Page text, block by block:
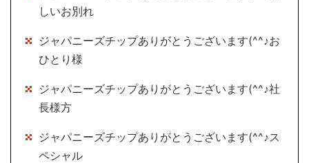
しいお別れ
ジャパニーズチップありがとうございます(^^♪お
ひとり様
ジャパニーズチップありがとうございます(^^♪社
長様方
ジャパニーズチップありがとうございます(^^♪ス
ペシャル